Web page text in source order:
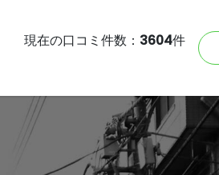
現在の口コミ件数： 3604件